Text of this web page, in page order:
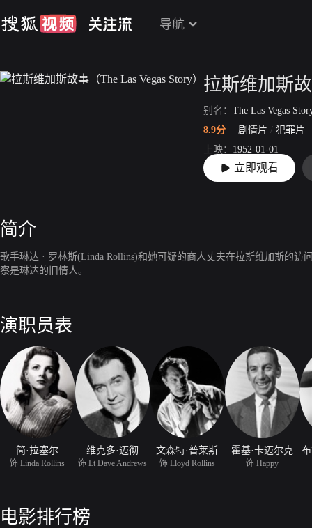
导航
别名： The Las Vegas
8.9分
剧情片 / 犯罪片
上映： 1952-01-01
片长： 87分27秒
立即观看
简介
歌手琳达 · 罗林斯(Linda Rollins)和她可疑的商人丈夫在拉斯维加斯的访
察是琳达的旧情人。
演职员表
简·拉塞尔
饰 Linda Rollins
维克多·迈彻
饰 Lt Dave Andrews
文森特·普莱斯
饰 Lloyd Rollins
霍基·卡迈尔克
饰 Happy
电影排行榜